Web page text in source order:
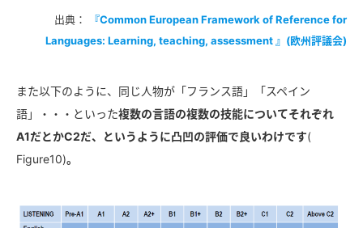
出典：
『Common European Framework of Reference for
Languages: Learning, teaching, assessment 』(欧州評議会)
また以下のように、同じ人物が「フランス語」「スペイン
語」・・・といった複数の言語の複数の技能についてそれぞれ
A1だとかC2だ、というように凸凹の評価で良いわけです(
Figure10)。